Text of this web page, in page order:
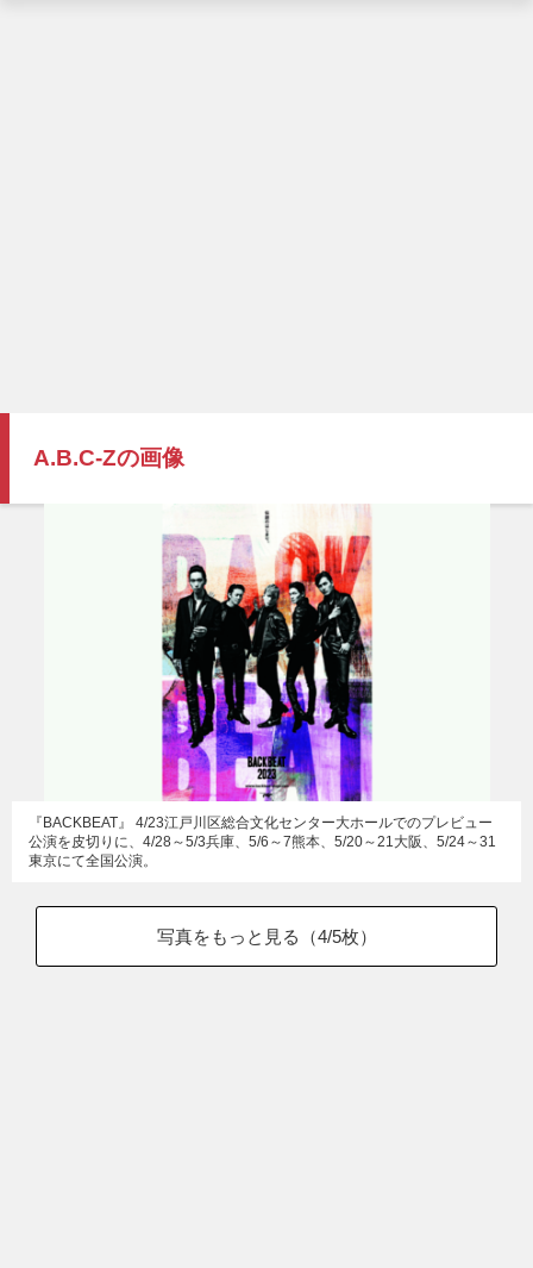
A.B.C-Zの画像
『BACKBEAT』 4/23江戸川区総合文化センター大ホールでのプレビュー
公演を皮切りに、4/28～5/3兵庫、5/6～7熊本、5/20～21大阪、5/24～31
東京にて全国公演。
写真をもっと見る（4/5枚）